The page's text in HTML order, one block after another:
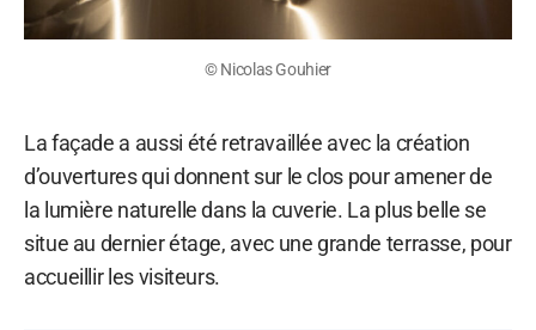
© Nicolas Gouhier
La façade a aussi été retravaillée avec la création
d’ouvertures qui donnent sur le clos pour amener de
la lumière naturelle dans la cuverie. La plus belle se
situe au dernier étage, avec une grande terrasse, pour
accueillir les visiteurs.